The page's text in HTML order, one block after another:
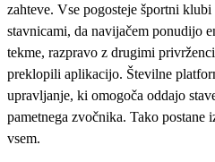
zahteve. Vse pogosteje športni klubi
stavnicami, da navijačem ponudijo
tekme, razpravo z drugimi
preklopili aplikacijo. Številne
upravljanje, ki omogoča oddajo
pametnega zvočnika. Tako postane
vsem.